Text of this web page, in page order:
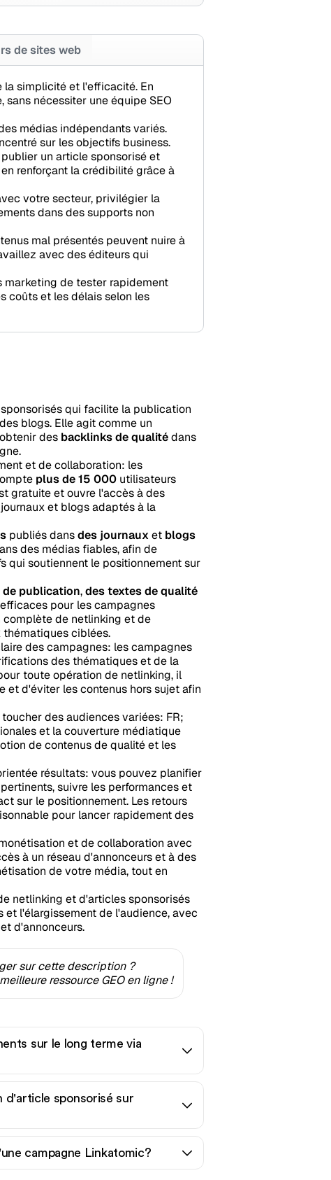
de sites web
la simplicité et l'efficacité. En
nécessiter une équipe SEO
médias indépendants variés.
sur les objectifs business.
un article sponsorisé et
renforçant la crédibilité grâce à
votre secteur, privilégier la
dans des supports non
mal présentés peuvent nuire à
avec des éditeurs qui
marketing de tester rapidement
coûts et les délais selon les
qui facilite la publication
blogs. Elle agit comme un
des backlinks de qualitédans
et de collaboration: les
plus de 15 000 utilisateurs
gratuite et ouvre l'accès à des
et blogs adaptés à la
publiés dansdes journaux et blogs
des médias fiables, afin de
qui soutiennent le positionnement sur
de publication,des textes de qualité
pour les campagnes
complète de netlinking et de
ciblées.
des campagnes: les campagnes
des thématiques et de la
toute opération de netlinking, il
et d'éviter les contenus hors sujet afin
des audiences variées: FR;
et la couverture médiatique
de contenus de qualité et les
résultats: vous pouvez planifier
suivre les performances et
sur le positionnement. Les retours
pour lancer rapidement des
et de collaboration avec
à un réseau d'annonceurs et à des
de votre média, tout en
netlinking et d'articles sponsorisés
l'élargissement de l'audience, avec
d'annonceurs.
sur cette description ?
ressource GEO en ligne !
sur le long terme via
d'article sponsorisé sur
campagne Linkatomic?